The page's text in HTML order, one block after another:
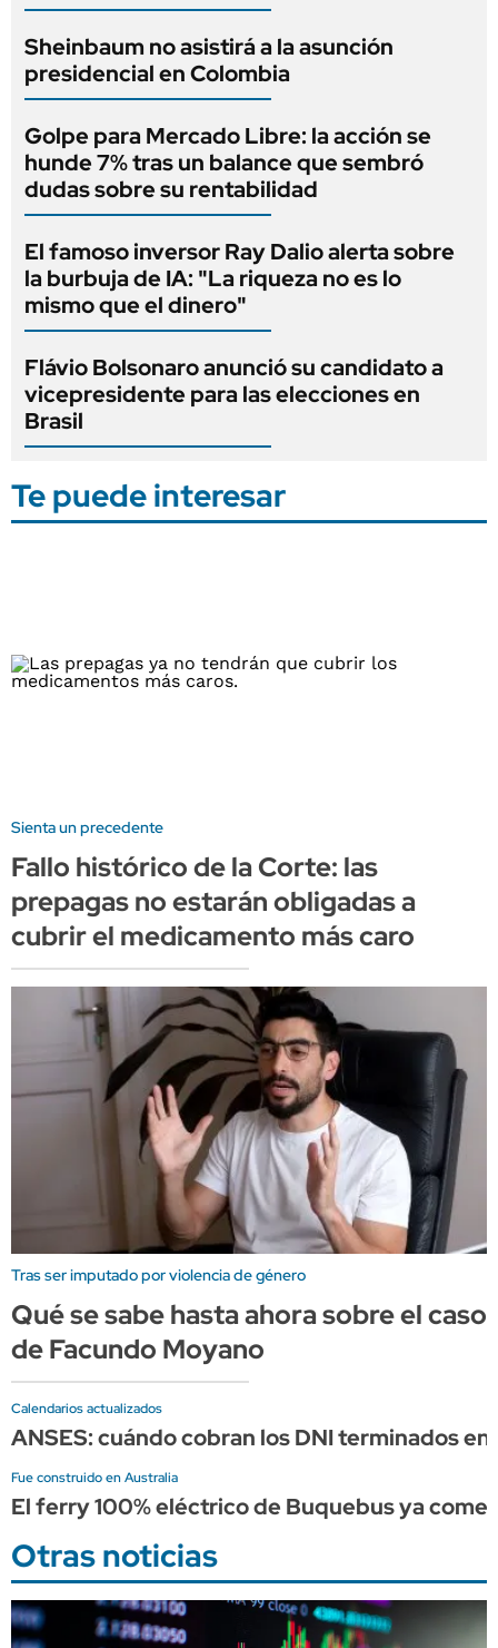
Sheinbaum no asistirá a la asunción
presidencial en Colombia
Golpe para Mercado Libre: la acción se
hunde 7% tras un balance que sembró
dudas sobre su rentabilidad
El famoso inversor Ray Dalio alerta sobre
la burbuja de IA: "La riqueza no es lo
mismo que el dinero"
Flávio Bolsonaro anunció su candidato a
vicepresidente para las elecciones en
Brasil
Te puede interesar
Sienta un precedente
Fallo histórico de la Corte: las
prepagas no estarán obligadas a
cubrir el medicamento más caro
Tras ser imputado por violencia de género
Qué se sabe hasta ahora sobre el caso
de Facundo Moyano
Calendarios actualizados
ANSES: cuándo cobran los DNI terminados
Fue construido en Australia
El ferry 100% eléctrico de Buquebus ya
Otras noticias